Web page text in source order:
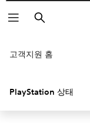
검
색
고객지원 홈
PlayStation 상태